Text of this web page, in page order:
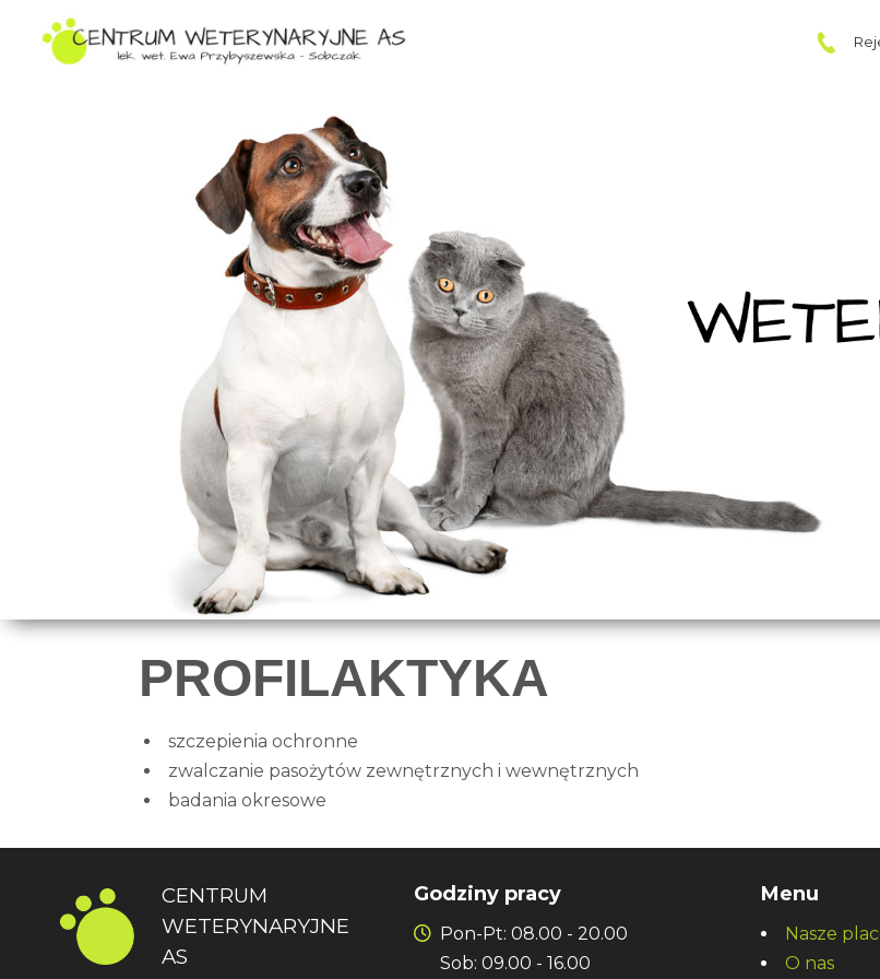
PROFILAKTYKA
szczepienia ochronne
zwalczanie pasożytów zewnętrznych i wewnętrznych
badania okresowe
CENTRUM
WETERYNARYJNE
AS
Godziny pracy
Pon-Pt: 08.00 - 20.00
Sob: 09.00 - 16.00
Menu
Nasze
O nas